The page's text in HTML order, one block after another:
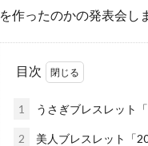
を作ったのかの発表会し
目次
1 うさぎブレスレット「
2 美人ブレスレット「